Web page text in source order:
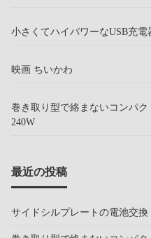
小さくてハイパワーなUSB充電
映画 ちいかわ
巻き取り型で絡まないコンパク
240W
最近の投稿
サイドシルプレートの電池交